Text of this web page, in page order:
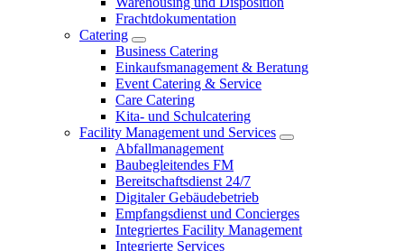
Frachtdokumentation
Catering
Business Catering
Einkaufsmanagement & Beratung
Event Catering & Service
Care Catering
Kita- und Schulcatering
Facility Management und Services
Abfallmanagement
Baubegleitendes FM
Bereitschaftsdienst 24/7
Digitaler Gebäudebetrieb
Empfangsdienst und Concierges
Integriertes Facility Management
Integrierte Services